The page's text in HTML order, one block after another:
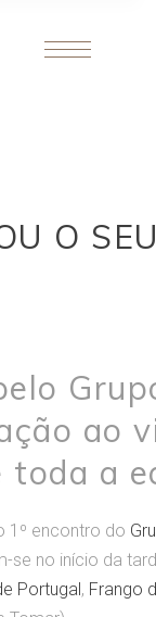
O
ao
toda a
1º encontro do
se no início da
Portugal, Frango